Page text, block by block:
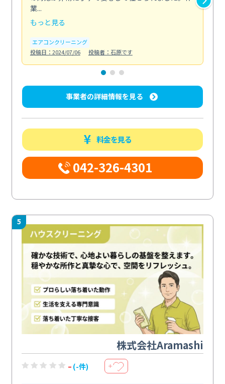
業...
もっと見る
エアコンクリーニング
投稿日：2024/07/06
投稿者：石原です
事業者の詳細情報を見る
料金を見る
042-326-4301
5
株式会社Aramashi
- (-件) ＋